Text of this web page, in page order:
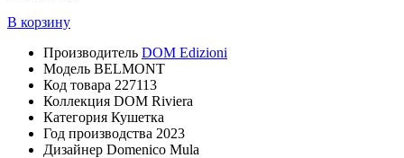
В корзину
Производитель DOM Edizioni
Модель BELMONT
Код товара 227113
Коллекция DOM Riviera
Категория Кушетка
Год производства 2023
Дизайнер Domenico Mula